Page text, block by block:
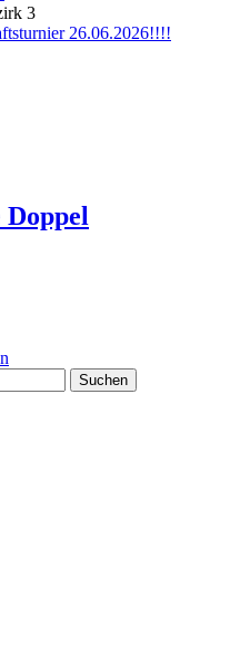
26.06.2026!!!!
Doppel